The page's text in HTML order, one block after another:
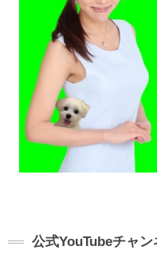
公式YouTubeチャン